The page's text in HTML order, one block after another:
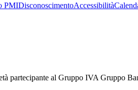
PMIDisconoscimentoAccessibilità
partecipante al Gruppo IVA Gruppo